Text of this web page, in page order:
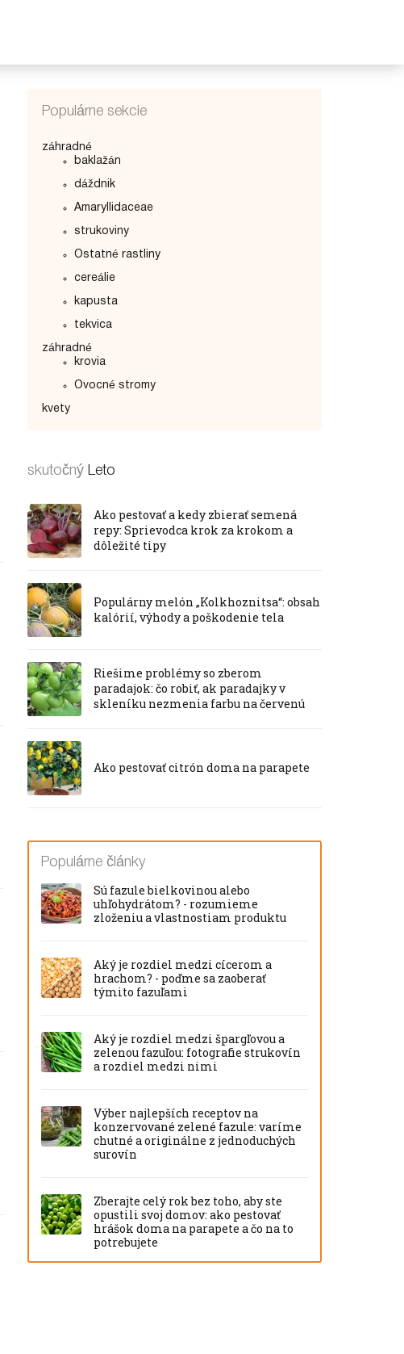
Populárne sekcie
záhradné
baklažán
dáždnik
Amaryllidaceae
strukoviny
Ostatné rastliny
cereálie
kapusta
tekvica
záhradné
krovia
Ovocné stromy
kvety
skutočný Leto
Ako pestovať a kedy zbierať semená
repy: Sprievodca krok za krokom a
dôležité tipy
Populárny melón „Kolkhoznitsa“: obsah
kalórií, výhody a poškodenie tela
Riešime problémy so zberom
paradajok: čo robiť, ak paradajky v
skleníku nezmenia farbu na červenú
Ako pestovať citrón doma na parapete
Populárne články
Sú fazule bielkovinou alebo
uhľohydrátom? - rozumieme
zloženiu a vlastnostiam produktu
Aký je rozdiel medzi cícerom a
hrachom? - poďme sa zaoberať
týmito fazuľami
Aký je rozdiel medzi špargľovou a
zelenou fazuľou: fotografie strukovín
a rozdiel medzi nimi
Výber najlepších receptov na
konzervované zelené fazule: varíme
chutné a originálne z jednoduchých
surovín
Zberajte celý rok bez toho, aby ste
opustili svoj domov: ako pestovať
hrášok doma na parapete a čo na to
potrebujete